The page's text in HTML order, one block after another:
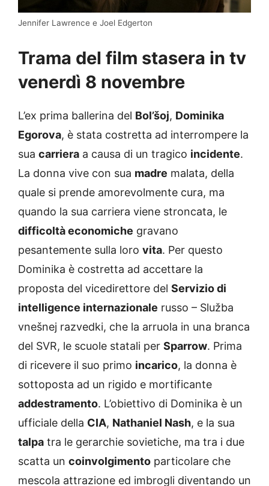
Jennifer Lawrence e Joel Edgerton
Trama del film stasera in tv
venerdì 8 novembre
L’ex prima ballerina del Bol’šoj, Dominika
Egorova, è stata costretta ad interrompere la
sua carriera a causa di un tragico incidente.
La donna vive con sua madre malata, della
quale si prende amorevolmente cura, ma
quando la sua carriera viene stroncata, le
difficoltà economiche gravano
pesantemente sulla loro vita. Per questo
Dominika è costretta ad accettare la
proposta del vicedirettore del Servizio di
intelligence internazionale russo – Služba
vnešnej razvedki, che la arruola in una branca
del SVR, le scuole statali per Sparrow. Prima
di ricevere il suo primo incarico, la donna è
sottoposta ad un rigido e mortificante
addestramento. L’obiettivo di Dominika è un
ufficiale della CIA, Nathaniel Nash, e la sua
talpa tra le gerarchie sovietiche, ma tra i due
scatta un coinvolgimento particolare che
mescola attrazione ed imbrogli diventando un